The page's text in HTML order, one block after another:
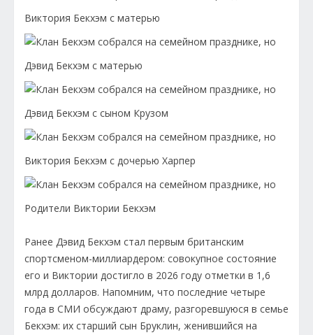
Виктория Бекхэм с матерью
Дэвид Бекхэм с матерью
Дэвид Бекхэм с сыном Крузом
Виктория Бекхэм с дочерью Харпер
Родители Виктории Бекхэм
Ранее Дэвид Бекхэм стал первым британским
спортсменом-миллиардером: совокупное состояние
его и Виктории достигло в 2026 году отметки в 1,6
млрд долларов. Напомним, что последние четыре
года в СМИ обсуждают драму, разгоревшуюся в семье
Бекхэм: их старший сын Бруклин, женившийся на